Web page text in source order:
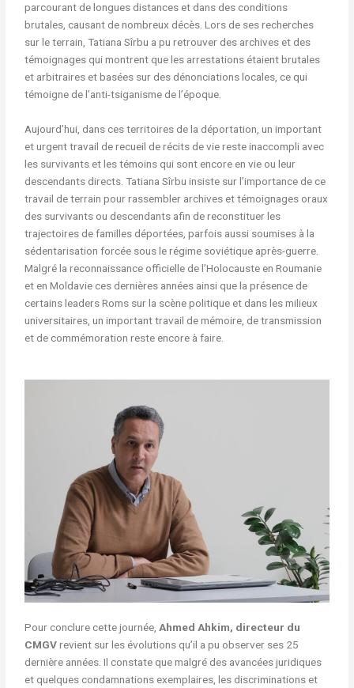
parcourant de longues distances et dans des conditions
brutales, causant de nombreux décès. Lors de ses recherches
sur le terrain, Tatiana Sîrbu a pu retrouver des archives et des
témoignages qui montrent que les arrestations étaient brutales
et arbitraires et basées sur des dénonciations locales, ce qui
témoigne de l’anti-tsiganisme de l’époque.
Aujourd’hui, dans ces territoires de la déportation, un important
et urgent travail de recueil de récits de vie reste inaccompli avec
les survivants et les témoins qui sont encore en vie ou leur
descendants directs. Tatiana Sîrbu insiste sur l’importance de ce
travail de terrain pour rassembler archives et témoignages oraux
des survivants ou descendants afin de reconstituer les
trajectoires de familles déportées, parfois aussi soumises à la
sédentarisation forcée sous le régime soviétique après-guerre.
Malgré la reconnaissance officielle de l’Holocauste en Roumanie
et en Moldavie ces dernières années ainsi que la présence de
certains leaders Roms sur la scène politique et dans les milieux
universitaires, un important travail de mémoire, de transmission
et de commémoration reste encore à faire.
Pour conclure cette journée,Ahmed Ahkim, directeur du
CMGVrevient sur les évolutions qu’il a pu observer ses 25
dernière années. Il constate que malgré des avancées juridiques
et quelques condamnations exemplaires, les discriminations et